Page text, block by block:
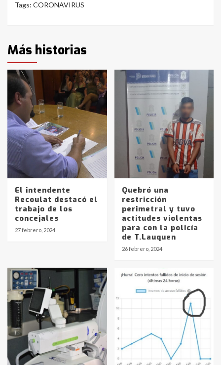
Tags: CORONAVIRUS
Más historias
El intendente
Recoulat destacó el
trabajo de los
concejales
27 febrero, 2024
Quebró una
restricción
perimetral y tuvo
actitudes violentas
para con la policía
de T.Lauquen
26 febrero, 2024